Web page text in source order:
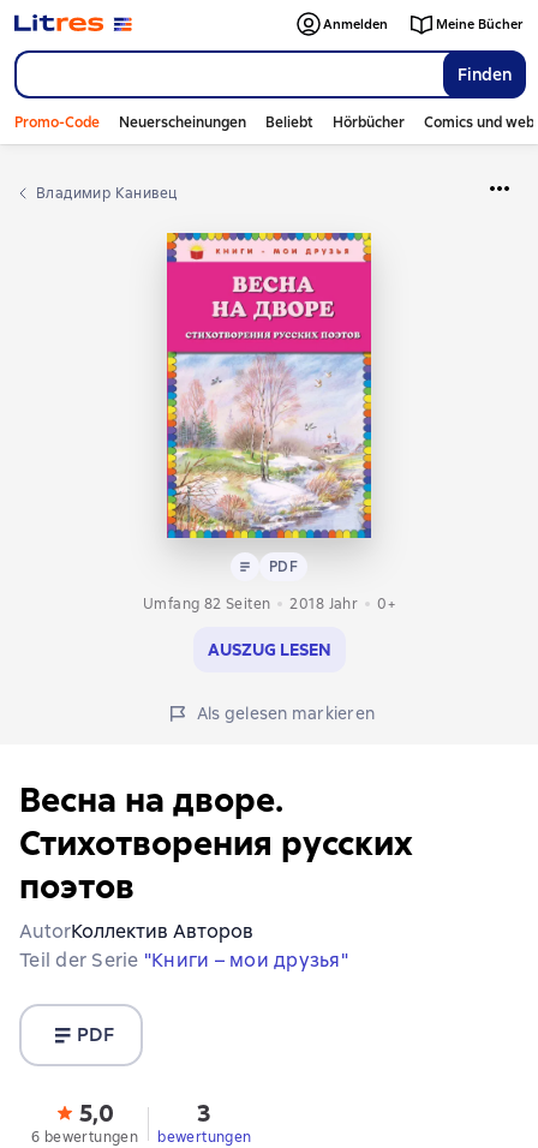
Finden
Anmelden Meine Bücher
Promo-Code Neuerscheinungen Beliebt Hörbücher Comics und
Владимир Канивец
Text PDF
PDF
Umfang 82 Seiten
2018 Jahr 0+
AUSZUG LESEN
Als gelesen markieren
Весна на дворе.
Стихотворения русских
поэтов
AutorКоллектив Авторов
Teil der Serie "Книги – мои друзья"
PDF
5,0
6 bewertungen
3
bewertungen